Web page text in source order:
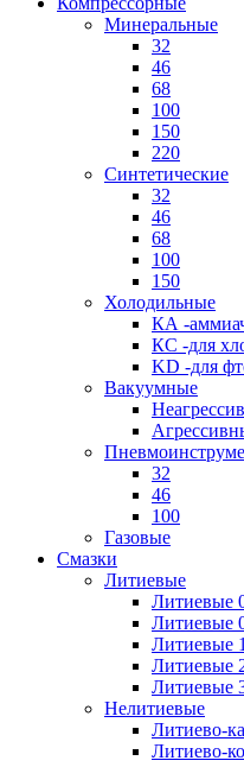
Минеральные
32
46
68
100
150
220
Синтетические
32
46
68
100
150
Холодильные
КА -
КС -для
KD -для
Вакуумные
32
46
100
Газовые
Смазки
Литиевые
Литиевые
Литиевые
Литиевые 1
Литиевые
Литиевые
Нелитиевые
Литиево-
Литиево-